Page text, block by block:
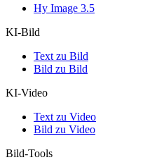
Hy Image 3.5
KI-Bild
Text zu Bild
Bild zu Bild
KI-Video
Text zu Video
Bild zu Video
Bild-Tools